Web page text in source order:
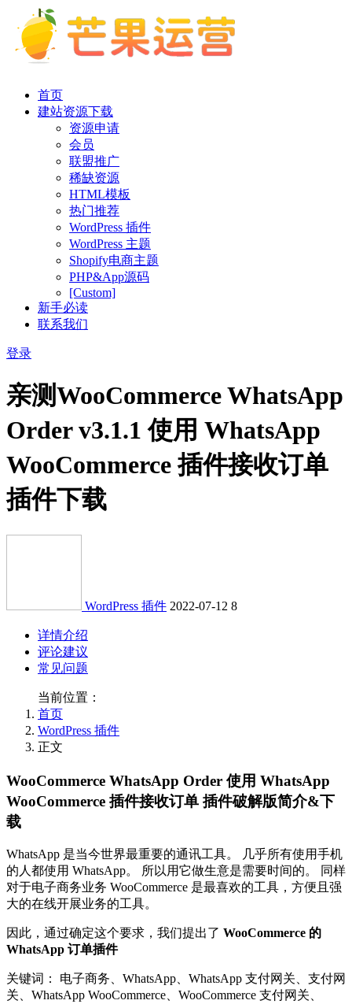
首页
建站资源下载
资源申请
会员
联盟推广
稀缺资源
HTML模板
热门推荐
WordPress 插件
WordPress 主题
Shopify电商主题
PHP&App源码
[Custom]
新手必读
联系我们
登录
亲测WooCommerce WhatsApp
Order v3.1.1 使用 WhatsApp
WooCommerce 插件接收订单
插件下载
WordPress 插件 2022-07-12 8
详情介绍
评论建议
常见问题
当前位置：
首页
WordPress 插件
正文
WooCommerce WhatsApp Order 使用 WhatsApp
WooCommerce 插件接收订单 插件破解版简介&下
载
WhatsApp 是当今世界最重要的通讯工具。 几乎所有使用手机
的人都使用 WhatsApp。 所以用它做生意是需要时间的。 同样
对于电子商务业务 WooCommerce 是最喜欢的工具，方便且强
大的在线开展业务的工具。
因此，通过确定这个要求，我们提出了 WooCommerce 的
WhatsApp 订单插件
关键词： 电子商务、WhatsApp、WhatsApp 支付网关、支付网
关、WhatsApp WooCommerce、WooCommerce 支付网关、